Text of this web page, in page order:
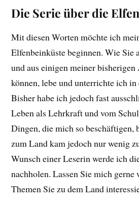
Die Serie über die
Mit diesen Worten möchte ich
Elfenbeinküste beginnen. Wie Sie
und aus einigen meiner
können, lebe und unterrichte ich
Bisher habe ich jedoch fast
Leben als Lehrkraft und vom
Dingen, die mich so beschäftigen,
zum Land kam jedoch nur wenig
Wunsch einer Leserin werde ich
nachholen. Lassen Sie mich gerne
Themen Sie zu dem Land